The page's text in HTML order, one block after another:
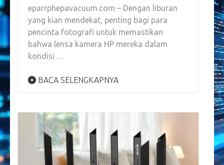
eparrphepavacuum.com – Dengan liburan
yang kian mendekat, penting bagi para
pencinta fotografi untuk memastikan
bahwa lensa kamera HP mereka dalam
kondisi …
BACA SELENGKAPNYA